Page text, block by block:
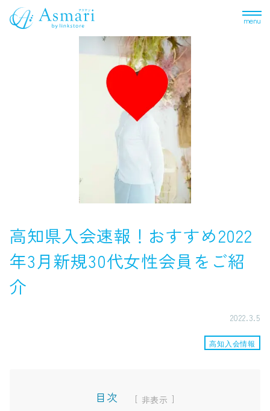
menu
高知県入会速報！おすすめ2022
年3月新規30代女性会員をご紹
介
2022.3.5
高知入会情報
目次 [
]